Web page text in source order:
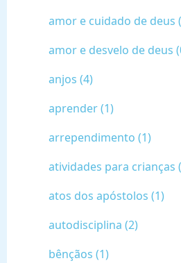
amor e cuidado de deus
amor e desvelo de deus
anjos (4)
aprender (1)
arrependimento (1)
atividades para crianças
atos dos apóstolos (1)
autodisciplina (2)
bênçãos (1)